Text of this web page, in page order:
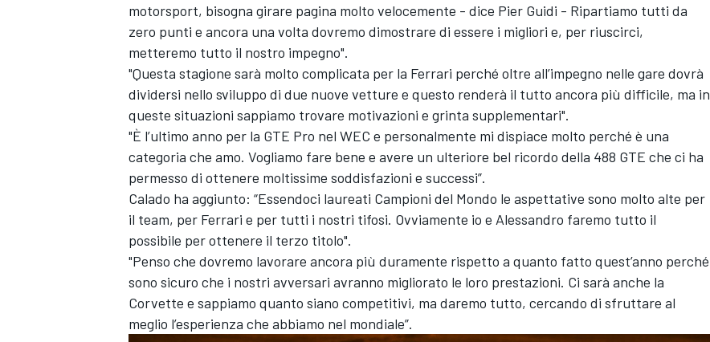
motorsport, bisogna girare pagina molto velocemente - dice Pier Guidi - Ripartiamo tutti da
zero punti e ancora una volta dovremo dimostrare di essere i migliori e, per riuscirci,
metteremo tutto il nostro impegno".
"Questa stagione sarà molto complicata per la Ferrari perché oltre all’impegno nelle gare dovrà
dividersi nello sviluppo di due nuove vetture e questo renderà il tutto ancora più difficile, ma in
queste situazioni sappiamo trovare motivazioni e grinta supplementari".
"È l’ultimo anno per la GTE Pro nel WEC e personalmente mi dispiace molto perché è una
categoria che amo. Vogliamo fare bene e avere un ulteriore bel ricordo della 488 GTE che ci ha
permesso di ottenere moltissime soddisfazioni e successi”.
Calado ha aggiunto: “Essendoci laureati Campioni del Mondo le aspettative sono molto alte per
il team, per Ferrari e per tutti i nostri tifosi. Ovviamente io e Alessandro faremo tutto il
possibile per ottenere il terzo titolo".
"Penso che dovremo lavorare ancora più duramente rispetto a quanto fatto quest’anno perché
sono sicuro che i nostri avversari avranno migliorato le loro prestazioni. Ci sarà anche la
Corvette e sappiamo quanto siano competitivi, ma daremo tutto, cercando di sfruttare al
meglio l’esperienza che abbiamo nel mondiale”.